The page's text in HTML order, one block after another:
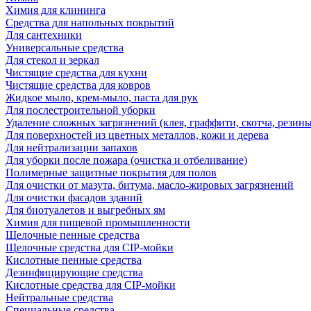
Химия для клининга
Средства для напольных покрытий
Для сантехники
Универсальные средства
Для стекол и зеркал
Чистящие средства для кухни
Чистящие средства для ковров
Жидкое мыло, крем-мыло, паста для рук
Для послестроительной уборки
Удаление сложных загрязнений (клея, граффити, скотча,
Для поверхностей из цветных металлов, кожи и дерева
Для нейтрализации запахов
Для уборки после пожара (очистка и отбеливание)
Полимерные защитные покрытия для полов
Для очистки от мазута, битума, масло-жировых загрязнений
Для очистки фасадов зданий
Для биотуалетов и выгребных ям
Химия для пищевой промышленности
Щелочные пенные средства
Щелочные средства для CIP-мойки
Кислотные пенные средства
Дезинфицирующие средства
Кислотные средства для CIP-мойки
Нейтральные средства